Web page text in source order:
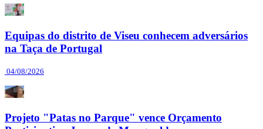
Equipas do distrito de Viseu conhecem adversários
na Taça de Portugal
04/08/2026
Projeto "Patas no Parque" vence Orçamento